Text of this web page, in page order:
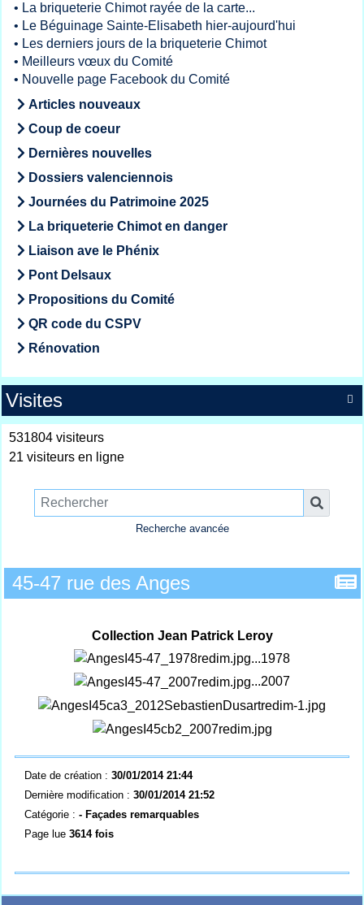
• La briqueterie Chimot rayée de la carte...
• Le Béguinage Sainte-Elisabeth hier-aujourd'hui
• Les derniers jours de la briqueterie Chimot
• Meilleurs vœux du Comité
• Nouvelle page Facebook du Comité
Articles nouveaux
Coup de coeur
Dernières nouvelles
Dossiers valenciennois
Journées du Patrimoine 2025
La briqueterie Chimot en danger
Liaison ave le Phénix
Pont Delsaux
Propositions du Comité
QR code du CSPV
Rénovation

Visites
531804 visiteurs
21 visiteurs en ligne
Recherche avancée
45-47 rue des Anges
Collection Jean Patrick Leroy
...1978
...2007
Date de création : 30/01/2014 21:44
Dernière modification : 30/01/2014 21:52
Catégorie : - Façades remarquables
Page lue 3614 fois